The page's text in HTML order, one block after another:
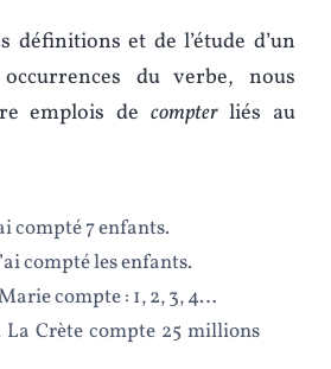
définitions et de l’étude d’un
du verbe, nous
emplois de compterliés au
compté 7 enfants.
compté les enfants.
compte : 1, 2, 3, 4…
Crète compte 25 millions